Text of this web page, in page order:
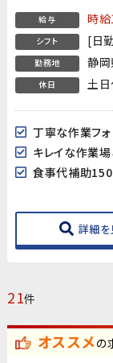
給与 時
シフト [日
勤務地 静
休日 土
食事代補助
詳細を
21件
オススメの